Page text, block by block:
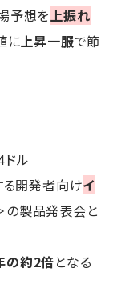
予想を 上振れ
に 上昇一服で節
ル
る開発者向けイ
の製品発表会と
の約2倍となる